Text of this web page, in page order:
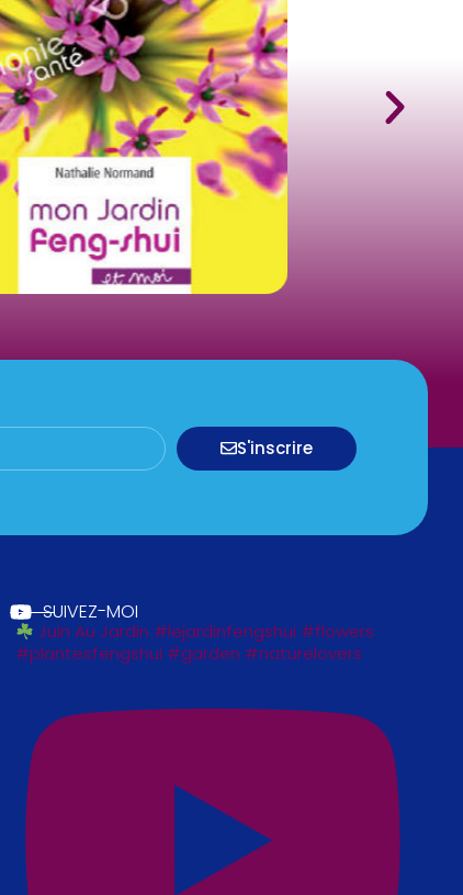
S'inscrire
SUIVEZ-MOI
Juin Au Jardin #lejardinfengshui #flowers
#plantesfengshui #garden #naturelovers